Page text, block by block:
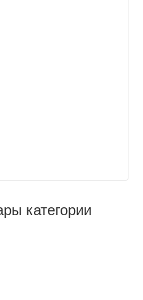
категории